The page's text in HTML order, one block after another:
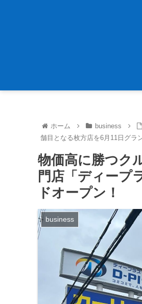
ホーム business
舗目となる枚方店を6月11日グラ
物価高に勝つク
門店「ディープ
ドオープン！
business